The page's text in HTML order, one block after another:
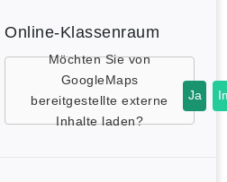
Online-Klassenraum
Möchten Sie von
GoogleMaps
bereitgestellte externe
Inhalte laden?
Ja